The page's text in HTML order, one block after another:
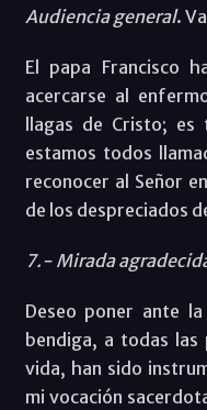
Audiencia general.
El papa Francisco
acercarse al
llagas de Cristo;
estamos todos
reconocer al Señor
de los despreciados
7.- Mirada
Deseo poner ante
bendiga, a todas
vida, han sido
mi vocación